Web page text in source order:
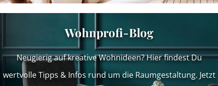
Wohnprofi-Blog
Neugierig auf kreative Wohnideen? Hier findest Du
wertvolle Tipps & Infos rund um die Raumgestaltung. Jetzt